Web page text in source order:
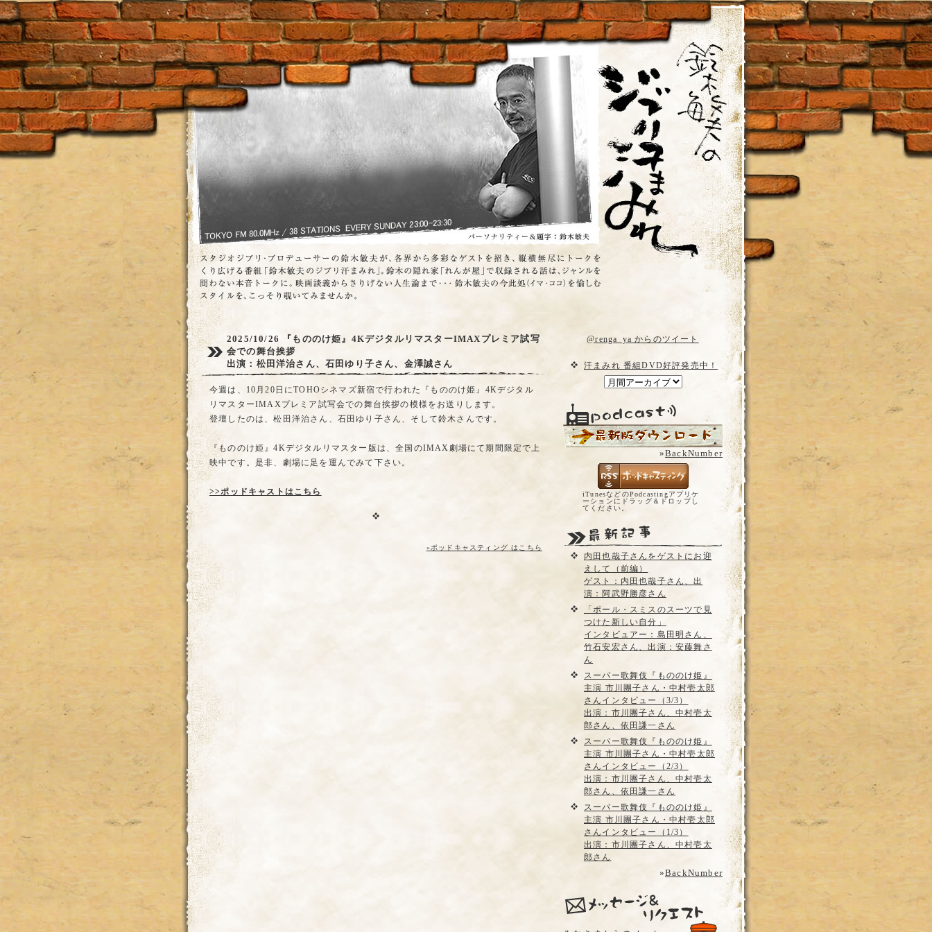
2025/10/26
『もののけ姫』4KデジタルリマスターIMAXプレミア試写
会での舞台挨拶
出演：松田洋治さん、石田ゆり子さん、金澤誠さん
今週は、10月20日にTOHOシネマズ新宿で行われた『もののけ姫』4Kデジタル
リマスターIMAXプレミア試写会での舞台挨拶の模様をお送りします。
登壇したのは、松田洋治さん、石田ゆり子さん、そして鈴木さんです。
『もののけ姫』4Kデジタルリマスター版は、全国のIMAX劇場にて期間限定で上
映中です。是非、劇場に足を運んでみて下さい。
>>ポッドキャストはこちら
»ポッドキャスティング はこちら
@renga_ya からのツイート
汗まみれ 番組DVD好評発売中！
»BackNumber
iTunesなどのPodcastingアプリケ
ーションにドラッグ＆ドロップし
てください。
内田也哉子さんをゲストにお迎
えして（前編）
ゲスト：内田也哉子さん、出
演：阿武野勝彦さん
「ポール・スミスのスーツで見
つけた新しい自分」
インタビュアー：島田明さん、
竹石安宏さん、出演：安藤舞さ
ん
スーパー歌舞伎『もののけ姫』
主演 市川團子さん・中村壱太郎
さんインタビュー（3/3）
出演：市川團子さん、中村壱太
郎さん、依田謙一さん
スーパー歌舞伎『もののけ姫』
主演 市川團子さん・中村壱太郎
さんインタビュー（2/3）
出演：市川團子さん、中村壱太
郎さん、依田謙一さん
スーパー歌舞伎『もののけ姫』
主演 市川團子さん・中村壱太郎
さんインタビュー（1/3）
出演：市川團子さん、中村壱太
郎さん
»BackNumber